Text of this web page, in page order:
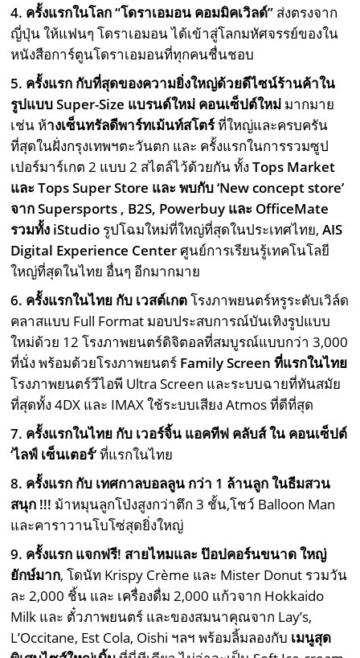
4. ครั้งแรกในโลก “โดราเอมอน คอมมิคเวิลด์” ส่งตรงจาก
ญี่ปุ่น ให้แฟนๆ โดราเอมอน ได้เข้าสู่โลกมหัศจรรย์ของใน
หนังสือการ์ตูนโดราเอมอนที่ทุกคนชื่นชอบ
5. ครั้งแรก กับที่สุดของความยิ่งใหญ่ด้วยดีไซน์ร้านค้าใน
รูปแบบ Super-Size แบรนด์ใหม่ คอนเซ็ปต์ใหม่ มากมาย
เช่น ห้างเซ็นทรัลดีพาร์ทเม้นท์สโตร์ที่ใหญ่และครบครัน
ที่สุดในฝั่งกรุงเทพฯตะวันตก และ ครั้งแรกในการรวมซูป
เปอร์มาร์เกต 2 แบบ 2 สไตล์ไว้ด้วยกัน ทั้ง Tops Market
และ Tops Super Store และ พบกับ ‘New concept store’
จาก Supersports , B2S, Powerbuy และ OfficeMate
รวมทั้ง iStudio รูปโฉมใหม่ที่ใหญ่ที่สุดในประเทศไทย,AIS
Digital Experience Centerศูนย์การเรียนรู้เทคโนโลยี
ใหญ่ที่สุดในไทย อื่นๆ อีกมากมาย
6. ครั้งแรกในไทย กับ เวสต์เกตโรงภาพยนตร์หรูระดับเวิล์ด
คลาสแบบ Full Format มอบประสบการณ์บันเทิงรูปแบบ
ใหม่ด้วย 12 โรงภาพยนตร์ดิจิตอลที่สมบูรณ์แบบกว่า 3,000
ที่นั่ง พร้อมด้วยโรงภาพยนตร์ Family Screen ที่แรกในไทย
โรงภาพยนตร์วีไอพี Ultra Screen และระบบฉายที่ทันสมัย
ที่สุดทั้ง 4DX และ IMAX ใช้ระบบเสียง Atmos ที่ดีที่สุด
7. ครั้งแรกในไทย กับ เวอร์จิ้น แอคทีฟ คลับส์ ใน คอนเซ็ปต์
‘ไลฟ์ เซ็นเตอร์’ที่แรกในไทย
8. ครั้งแรก กับ เทศกาลบอลลูน กว่า 1 ล้านลูก ในธีมสวน
สนุก !!! ม้าหมุนลูกโป่งสูงกว่าตึก 3 ชั้น,โชว์ Balloon Man
และคาราวานโบโซ่สุดยิ่งใหญ่
9. ครั้งแรก แจกฟรี! สายไหมและ ป๊อปคอร์นขนาด ใหญ่
ยักษ์มาก, โดนัท Krispy Crème และ Mister Donut รวมวัน
ละ 2,000 ชิ้น และ เครื่องดื่ม 2,000 แก้วจาก Hokkaido
Milk และ ตั๋วภาพยนตร์ และของสมนาคุณจาก Lay’s,
L’Occitane, Est Cola, Oishi ฯลฯ พร้อมลิ้มลองกับ เมนูสุด